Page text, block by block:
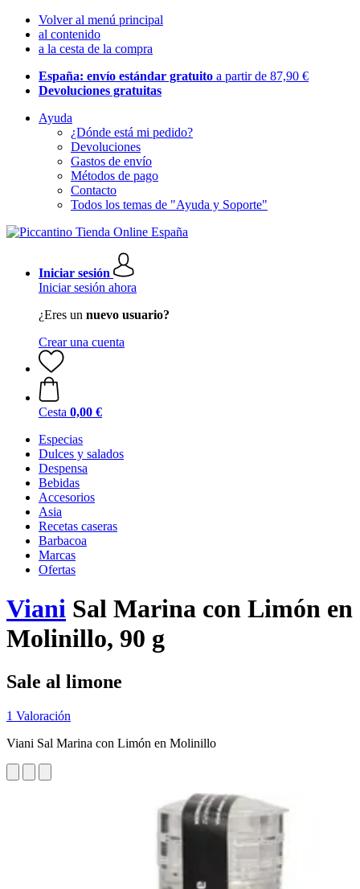
Volver al menú principal
al contenido
a la cesta de la compra
España: envío estándar gratuito a partir de 87,90 €
Devoluciones gratuitas
Ayuda
¿Dónde está mi pedido?
Devoluciones
Gastos de envío
Métodos de pago
Contacto
Todos los temas de "Ayuda y Soporte"
Iniciar sesión
Iniciar sesión ahora
¿Eres un nuevo usuario?
Crear una cuenta
Cesta 0,00 €
Especias
Dulces y salados
Despensa
Bebidas
Accesorios
Asia
Recetas caseras
Barbacoa
Marcas
Ofertas
Viani Sal Marina con Limón en
Molinillo, 90 g
Sale al limone
1 Valoración
Viani Sal Marina con Limón en Molinillo